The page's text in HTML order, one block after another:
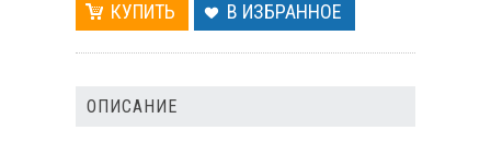
В ИЗБРАННОЕ
ОПИСАНИЕ